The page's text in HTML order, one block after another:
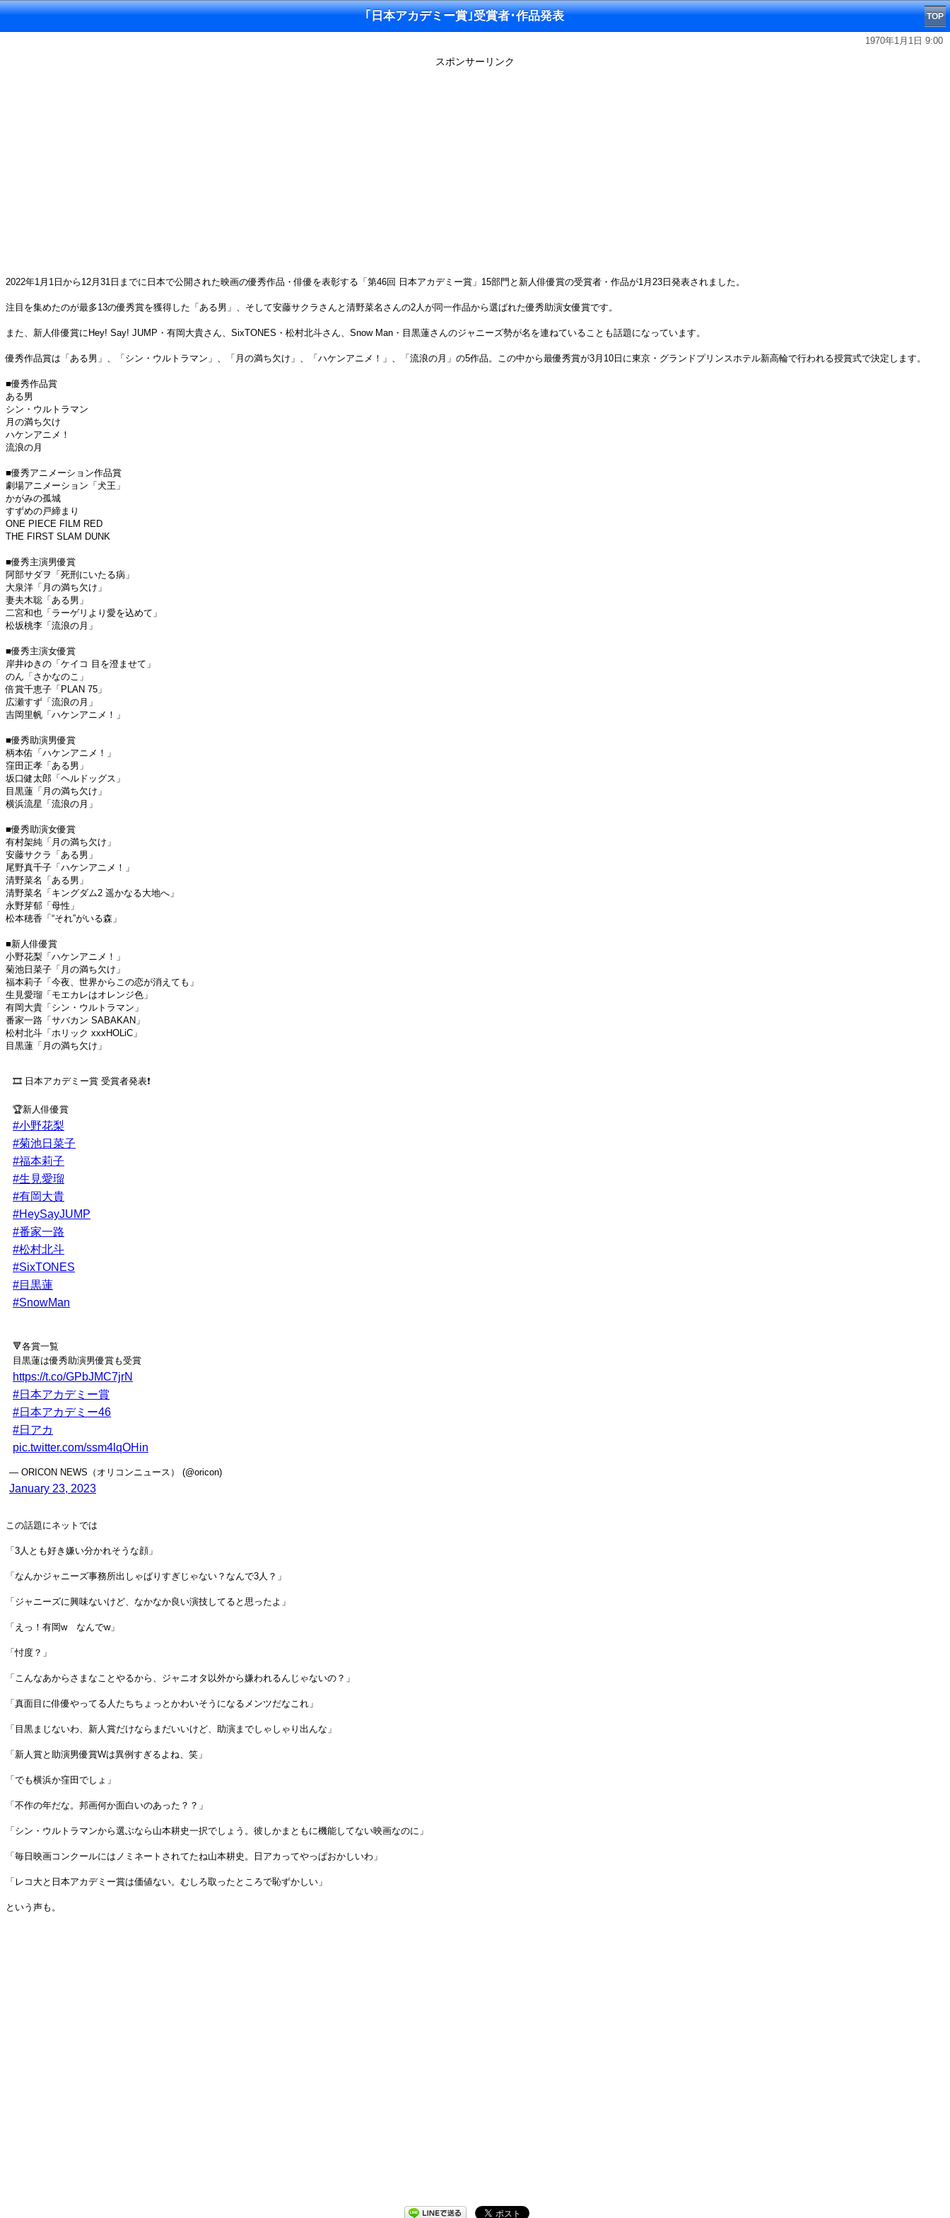
｢日本アカデミー賞｣受賞者･作品発表 TOP
1970年1月1日 9:00
スポンサーリンク
2022年1月1日から12月31日までに日本で公開された映画の優秀作品・俳優を表彰する「第46回 日本アカデミー賞」15部門と新人俳優賞の受賞者・作品が1月23日発表されました。
注目を集めたのが最多13の優秀賞を獲得した「ある男」、そして安藤サクラさんと清野菜名さんの2人が同一作品から選ばれた優秀助演女優賞です。
また、新人俳優賞にHey! Say! JUMP・有岡大貴さん、SixTONES・松村北斗さん、Snow Man・目黒蓮さんのジャニーズ勢が名を連ねていることも話題になっています。
優秀作品賞は「ある男」、「シン・ウルトラマン」、「月の満ち欠け」、「ハケンアニメ！」、「流浪の月」の5作品。この中から最優秀賞が3月10日に東京・グランドプリンスホテル新高輪で行われる授賞式で決定します。
■優秀作品賞
ある男
シン・ウルトラマン
月の満ち欠け
ハケンアニメ！
流浪の月
■優秀アニメーション作品賞
劇場アニメーション「犬王」
かがみの孤城
すずめの戸締まり
ONE PIECE FILM RED
THE FIRST SLAM DUNK
■優秀主演男優賞
阿部サダヲ「死刑にいたる病」
大泉洋「月の満ち欠け」
妻夫木聡「ある男」
二宮和也「ラーゲリより愛を込めて」
松坂桃李「流浪の月」
■優秀主演女優賞
岸井ゆきの「ケイコ 目を澄ませて」
のん「さかなのこ」
倍賞千恵子「PLAN 75」
広瀬すず「流浪の月」
吉岡里帆「ハケンアニメ！」
■優秀助演男優賞
柄本佑「ハケンアニメ！」
窪田正孝「ある男」
坂口健太郎「ヘルドッグス」
目黒蓮「月の満ち欠け」
横浜流星「流浪の月」
■優秀助演女優賞
有村架純「月の満ち欠け」
安藤サクラ「ある男」
尾野真千子「ハケンアニメ！」
清野菜名「ある男」
清野菜名「キングダム2 遥かなる大地へ」
永野芽郁「母性」
松本穂香「“それ”がいる森」
■新人俳優賞
小野花梨「ハケンアニメ！」
菊池日菜子「月の満ち欠け」
福本莉子「今夜、世界からこの恋が消えても」
生見愛瑠「モエカレはオレンジ色」
有岡大貴「シン・ウルトラマン」
番家一路「サバカン SABAKAN」
松村北斗「ホリック xxxHOLiC」
目黒蓮「月の満ち欠け」
🎞 日本アカデミー賞 受賞者発表❗
🏆新人俳優賞
#小野花梨
#菊池日菜子
#福本莉子
#生見愛瑠
#有岡大貴
#HeySayJUMP
#番家一路
#松村北斗
#SixTONES
#目黒蓮
#SnowMan
🔻各賞一覧
目黒蓮は優秀助演男優賞も受賞
https://t.co/GPbJMC7jrN
#日本アカデミー賞
#日本アカデミー46
#日アカ
pic.twitter.com/ssm4lqOHin
— ORICON NEWS（オリコンニュース） (@oricon)
January 23, 2023
この話題にネットでは
「3人とも好き嫌い分かれそうな顔」
「なんかジャニーズ事務所出しゃばりすぎじゃない？なんで3人？」
「ジャニーズに興味ないけど、なかなか良い演技してると思ったよ」
「えっ！有岡w なんでw」
「忖度？」
「こんなあからさまなことやるから、ジャニオタ以外から嫌われるんじゃないの？」
「真面目に俳優やってる人たちちょっとかわいそうになるメンツだなこれ」
「目黒まじないわ、新人賞だけならまだいいけど、助演までしゃしゃり出んな」
「新人賞と助演男優賞Wは異例すぎるよね、笑」
「でも横浜か窪田でしょ」
「不作の年だな。邦画何か面白いのあった？？」
「シン・ウルトラマンから選ぶなら山本耕史一択でしょう。彼しかまともに機能してない映画なのに」
「毎日映画コンクールにはノミネートされてたね山本耕史。日アカってやっぱおかしいわ」
「レコ大と日本アカデミー賞は価値ない。むしろ取ったところで恥ずかしい」
という声も。